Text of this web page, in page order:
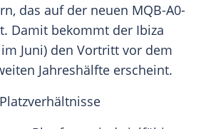
, das auf der neuen MQB-A0-
Damit bekommt der Ibiza
Juni) den Vortritt vor dem
Jahreshälfte erscheint.